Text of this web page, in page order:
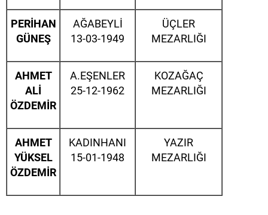
PERİHAN
GÜNEŞ
AĞABEYLİ
13-03-1949
ÜÇLER
MEZARLIĞI
AHMET
ALİ
ÖZDEMİR
A.EŞENLER
25-12-1962
KOZAĞAÇ
MEZARLIĞI
AHMET
YÜKSEL
ÖZDEMİR
KADINHANI
15-01-1948
YAZIR
MEZARLIĞI